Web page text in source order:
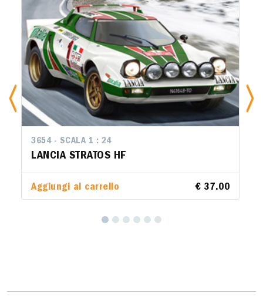
3654 - SCALA 1 : 24
LANCIA STRATOS HF
Aggiungi al carrello € 37.00